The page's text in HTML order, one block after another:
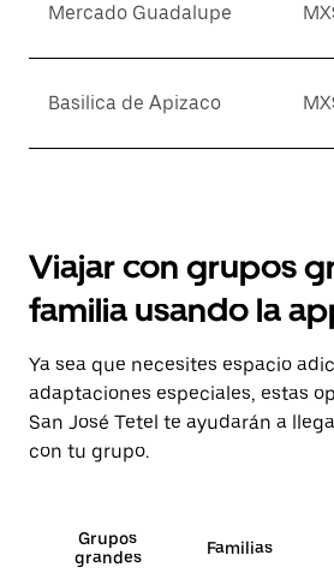
Mercado Guadalupe
Basilica de Apizaco
Viajar con grupos
familia usando la
Ya sea que necesites espacio
adaptaciones especiales, estas
San José Tetel te ayudarán a
con tu grupo.
Grupos
grandes
Familias